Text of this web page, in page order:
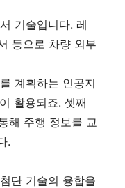
기술입니다. 레
등으로 차량 외부
계획하는 인공지
활용되죠. 셋째
해 주행 정보를 교
.
단 기술의 융합을